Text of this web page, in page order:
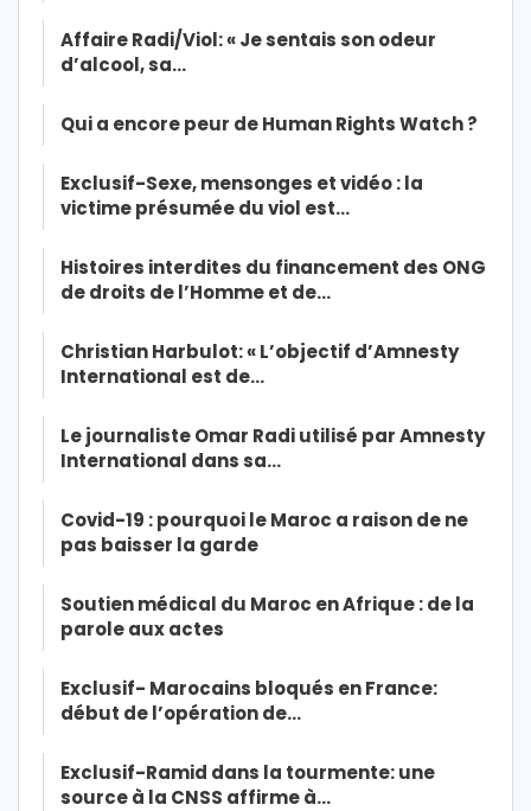
Affaire Radi/Viol: « Je sentais son odeur
d’alcool, sa…
Qui a encore peur de Human Rights Watch ?
Exclusif-Sexe, mensonges et vidéo : la
victime présumée du viol est…
Histoires interdites du financement des ONG
de droits de l’Homme et de…
Christian Harbulot: « L’objectif d’Amnesty
International est de…
Le journaliste Omar Radi utilisé par Amnesty
International dans sa…
Covid-19 : pourquoi le Maroc a raison de ne
pas baisser la garde
Soutien médical du Maroc en Afrique : de la
parole aux actes
Exclusif- Marocains bloqués en France:
début de l’opération de…
Exclusif-Ramid dans la tourmente: une
source à la CNSS affirme à…